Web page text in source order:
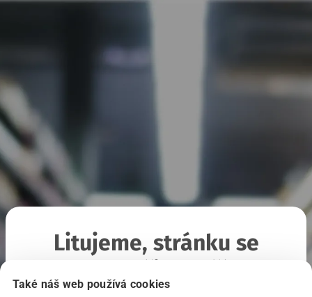
Také náš web používá cookies
Litujeme, stránku se